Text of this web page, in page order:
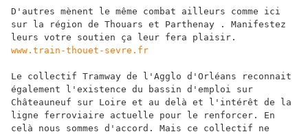
D'autres mènent le même combat ailleurs comme ici
sur la région de Thouars et Parthenay . Manifestez
leurs votre soutien ça leur fera plaisir.
www.train-thouet-sevre.fr
Le collectif Tramway de l'Agglo d'Orléans reconnait
également l'existence du bassin d'emploi sur
Châteauneuf sur Loire et au delà et l'intérêt de la
ligne ferroviaire actuelle pour le renforcer. En
celà nous sommes d'accord. Mais ce collectif ne